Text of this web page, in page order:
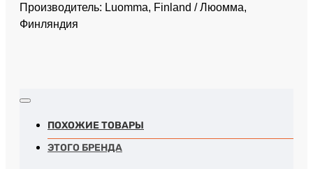
Производитель: Luomma, Finland / Люомма,
Финляндия
ПОХОЖИЕ ТОВАРЫ
ЭТОГО БРЕНДА